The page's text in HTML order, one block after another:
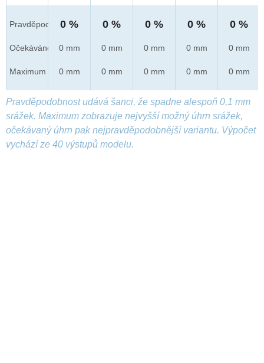
Pravděpod.
Očekáváno
Maximum
0 %
0 mm
0 mm
0 %
0 mm
0 mm
0 %
0 mm
0 mm
0 %
0 mm
0 mm
0 %
0 mm
0 mm
Pravděpodobnost udává šanci, že spadne alespoň 0,1 mm
srážek. Maximum zobrazuje nejvyšší možný úhrn srážek,
očekávaný úhrn pak nejpravděpodobnější variantu. Výpočet
vychází ze 40 výstupů modelu.